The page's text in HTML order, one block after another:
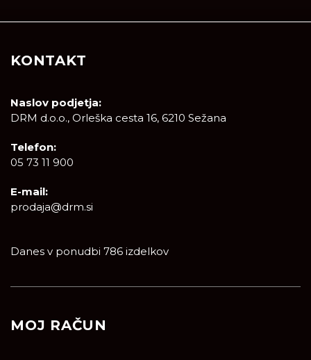
KONTAKT
Naslov podjetja:
DRM d.o.o., Orleška cesta 16, 6210 Sežana
Telefon:
05 73 11 900
E-mail:
prodaja@drm.si
Danes v ponudbi 786 izdelkov
MOJ RAČUN